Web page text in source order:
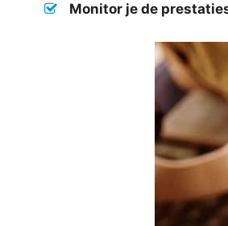
Monitor je de